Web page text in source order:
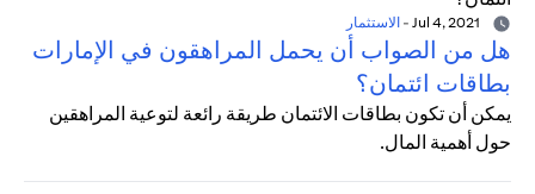
- الاستثمار
هل من الصواب أن يحمل المراهقون في الإمارات
بطاقات ائتمان؟
يمكن أن تكون بطاقات الائتمان طريقة رائعة لتوعية المراهقين
حول أهمية المال.